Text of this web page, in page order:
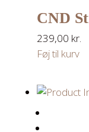
CND
239,00 kr.
Føj til kurv